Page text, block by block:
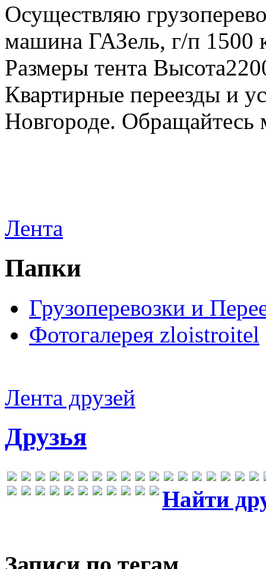
Осуществляю
машина ГАЗель, г/п 1500
Размеры тента
Квартирные переезды и
Новгороде.
Лента
Папки
Грузоперевозки и
Фотогалерея zloistroitel
Лента друзей
Друзья
Найти